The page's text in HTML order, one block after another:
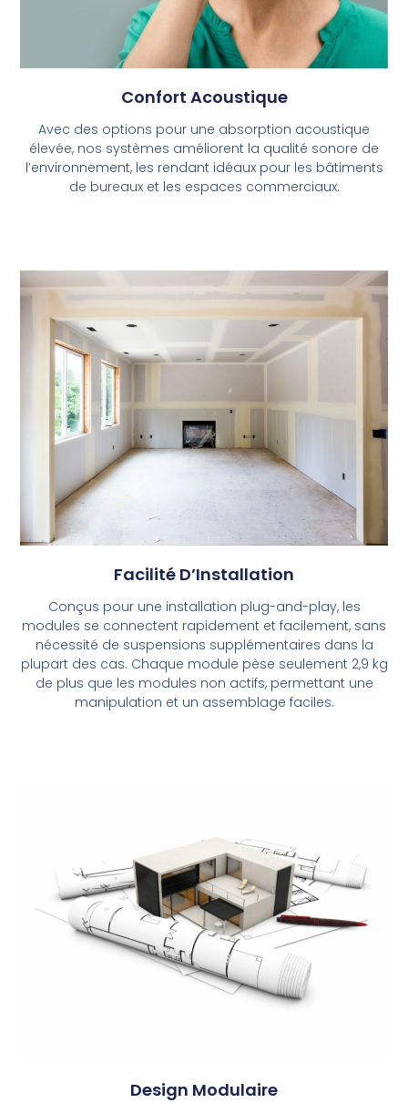
Confort Acoustique
Avec des options pour une absorption acoustique
élevée, nos systèmes améliorent la qualité sonore de
l’environnement, les rendant idéaux pour les bâtiments
de bureauxet les espaces commerciaux.
Facilité D’Installation
Conçus pour une installation plug-and-play, les
modules se connectent rapidement et facilement, sans
nécessité de suspensions supplémentaires dans la
plupart des cas. Chaque module pèse seulement 2,9 kg
de plus que les modules non actifs, permettant une
manipulation et un assemblage faciles.
Design Modulaire